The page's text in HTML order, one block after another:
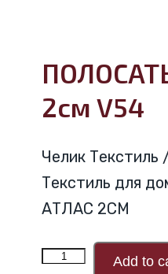
2см V54
Челик Текстиль
Текстиль для
АТЛАС 2CM
КоличествоAdd to